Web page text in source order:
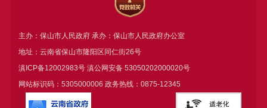
主办：保山市人民政府 承办：保山市人民政府办公室
地址：云南省保山市隆阳区同仁街26号
滇ICP备12002983号滇公网安备 53050202000020号
网站标识码：5305000006 政务热线：0875-12345